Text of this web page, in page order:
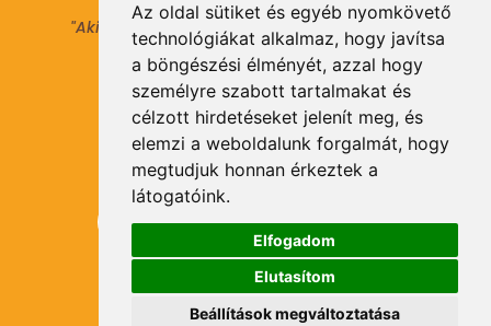
Az oldal sütiket és egyéb nyomkövető
technológiákat alkalmaz, hogy javítsa
a böngészési élményét, azzal hogy
személyre szabott tartalmakat és
célzott hirdetéseket jelenít meg, és
elemzi a weboldalunk forgalmát, hogy
megtudjuk honnan érkeztek a
látogatóink.
Elfogadom
Elutasítom
Beállítások megváltoztatása
"Aki másokat nem tesz gazdaggá, maga sem
válhat azzá."
© 2021 Minden jog fenntartva.
Hírlevél Feliratkozás
Feliratkozás